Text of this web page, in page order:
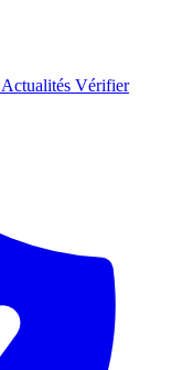
Actualités Vérifier